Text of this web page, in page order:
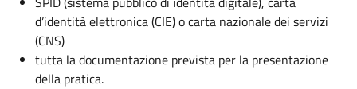
d’identità elettronica (CIE) o carta nazionale dei servizi
(CNS)
tutta la documentazione prevista per la presentazione
della pratica.